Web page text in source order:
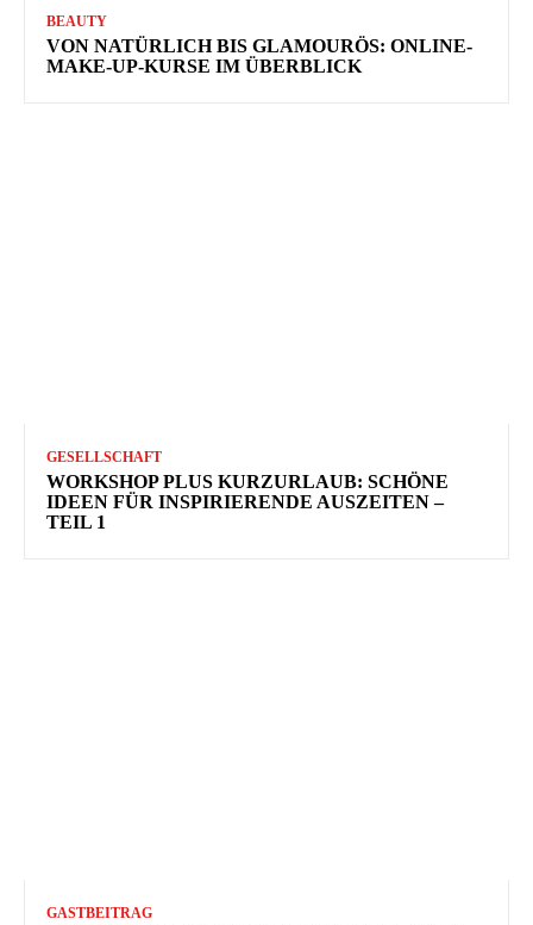
BEAUTY
VON NATÜRLICH BIS GLAMOURÖS: ONLINE-
MAKE-UP-KURSE IM ÜBERBLICK
GESELLSCHAFT
WORKSHOP PLUS KURZURLAUB: SCHÖNE
IDEEN FÜR INSPIRIERENDE AUSZEITEN –
TEIL 1
GASTBEITRAG